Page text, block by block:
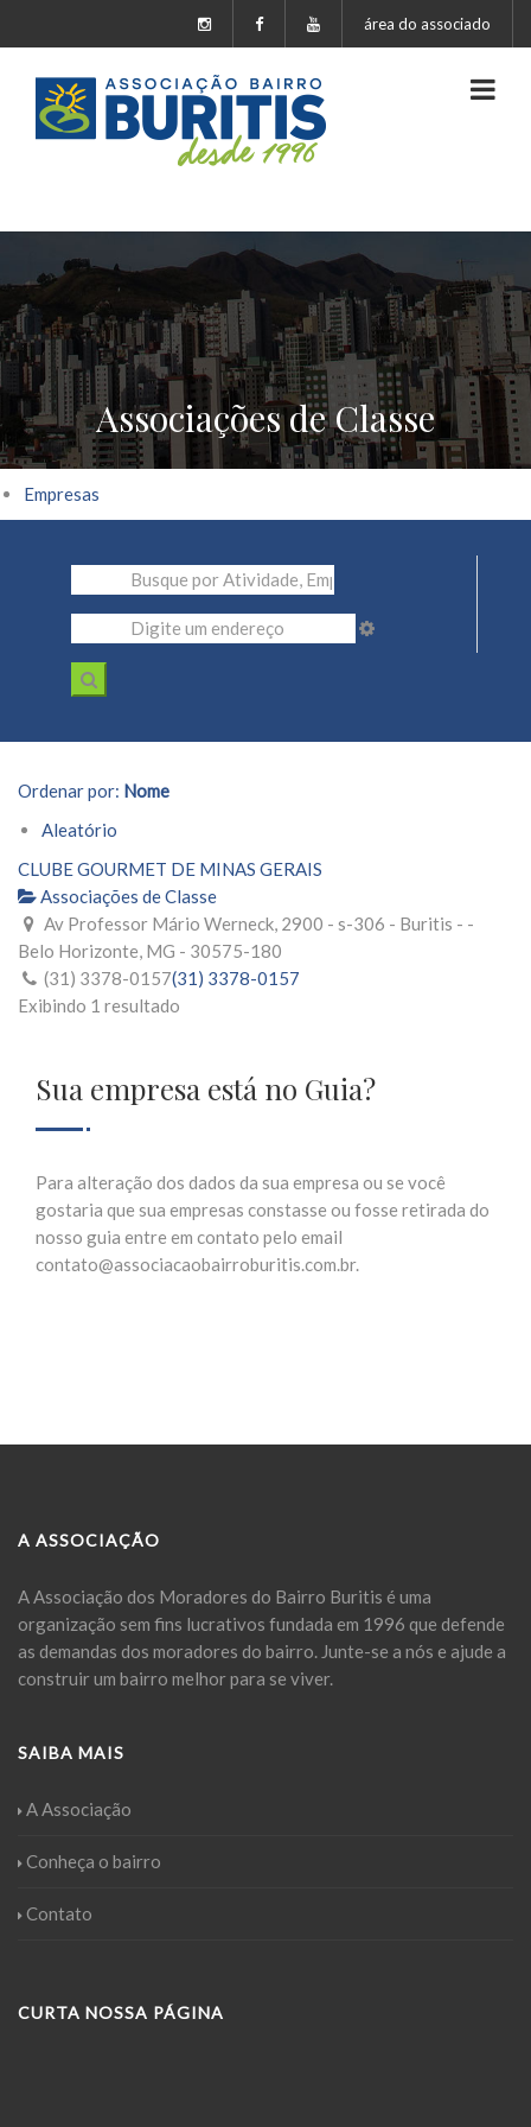
área do associado
Associações de Classe
Empresas
Ordenar por: Nome
Aleatório
CLUBE GOURMET DE MINAS GERAIS
Associações de Classe
Av Professor Mário Werneck, 2900 - s-306 - Buritis - -
Belo Horizonte, MG - 30575-180
(31) 3378-0157(31) 3378-0157
Exibindo 1 resultado
Sua empresa está no Guia?
Para alteração dos dados da sua empresa ou se você
gostaria que sua empresas constasse ou fosse retirada do
nosso guia entre em contato pelo email
contato@associacaobairroburitis.com.br.
A ASSOCIAÇÃO
A Associação dos Moradores do Bairro Buritis é uma
organização sem fins lucrativos fundada em 1996 que defende
as demandas dos moradores do bairro. Junte-se a nós e ajude a
construir um bairro melhor para se viver.
SAIBA MAIS
A Associação
Conheça o bairro
Contato
CURTA NOSSA PÁGINA